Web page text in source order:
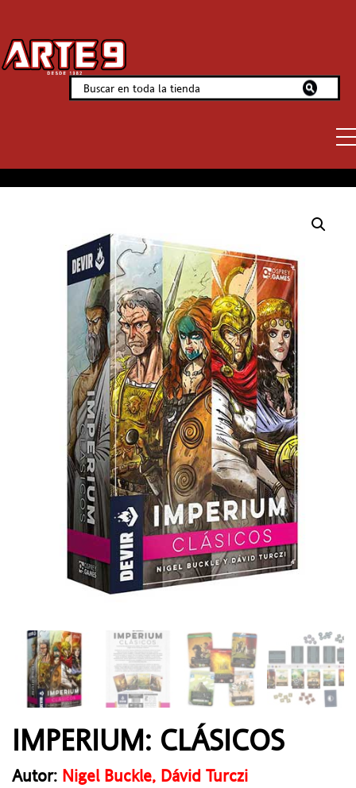
IMPERIUM: CLÁSICOS
Autor: Nigel Buckle, Dávid Turczi